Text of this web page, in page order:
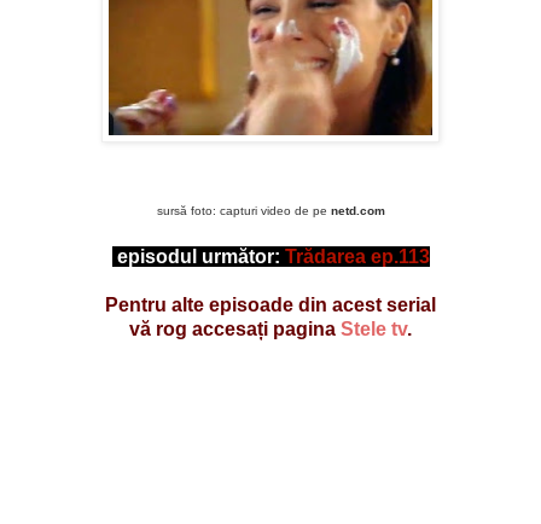
sursă foto: capturi video de pe netd.com
episodul următor: Trădarea ep.113
Pentru alte episoade din acest serial
vă rog accesați pagina Stele tv.